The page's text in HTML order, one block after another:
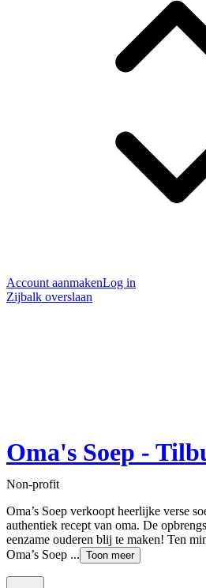
Account aanmakenLog in
Zijbalk overslaan
Oma's Soep -
Non-profit
Oma’s Soep verkoopt heerlijke verse
authentiek recept van oma. De
eenzame ouderen blij te maken! Ten
Oma’s Soep ... Toon meer